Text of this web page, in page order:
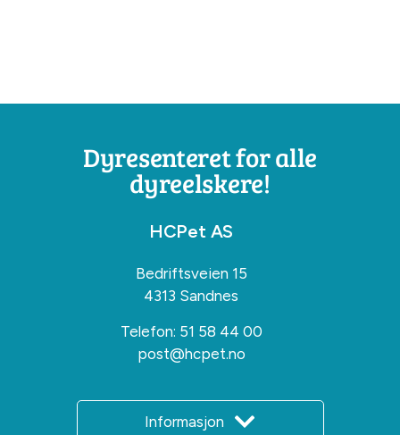
Dyresenteret for alle
dyreelskere!
HCPet AS
Bedriftsveien 15
4313 Sandnes
Telefon: 51 58 44 00
post@hcpet.no
Informasjon